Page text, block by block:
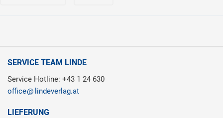
SERVICE TEAM LINDE
Service Hotline: +43 1 24 630
office
lindeverlag.at
LIEFERUNG